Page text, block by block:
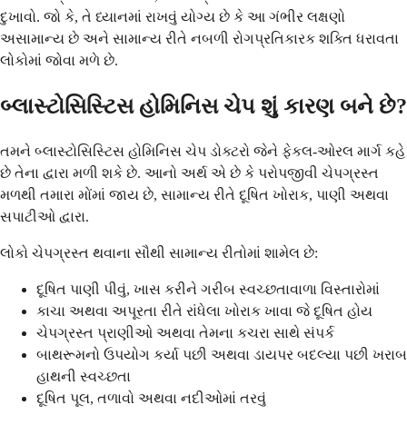
દુખાવો. જો કે, તે ધ્યાનમાં રાખવું યોગ્ય છે કે આ ગંભીર લક્ષણો
અસામાન્ય છે અને સામાન્ય રીતે નબળી રોગપ્રતિકારક શક્તિ ધરાવતા
લોકોમાં જોવા મળે છે.
બ્લાસ્ટોસિસ્ટિસ હોમિનિસ ચેપ શું કારણ બને છે?
તમને બ્લાસ્ટોસિસ્ટિસ હોમિનિસ ચેપ ડોક્ટરો જેને ફેકલ-ઓરલ માર્ગ કહે
છે તેના દ્વારા મળી શકે છે. આનો અર્થ એ છે કે પરોપજીવી ચેપગ્રસ્ત
મળથી તમારા મોંમાં જાય છે, સામાન્ય રીતે દૂષિત ખોરાક, પાણી અથવા
સપાટીઓ દ્વારા.
લોકો ચેપગ્રસ્ત થવાના સૌથી સામાન્ય રીતોમાં શામેલ છે:
દૂષિત પાણી પીવું, ખાસ કરીને ગરીબ સ્વચ્છતાવાળા વિસ્તારોમાં
કાચા અથવા અપૂરતા રીતે રાંધેલા ખોરાક ખાવા જે દૂષિત હોય
ચેપગ્રસ્ત પ્રાણીઓ અથવા તેમના કચરા સાથે સંપર્ક
બાથરૂમનો ઉપયોગ કર્યા પછી અથવા ડાયપર બદલ્યા પછી ખરાબ
હાથની સ્વચ્છતા
દૂષિત પૂલ, તળાવો અથવા નદીઓમાં તરવું